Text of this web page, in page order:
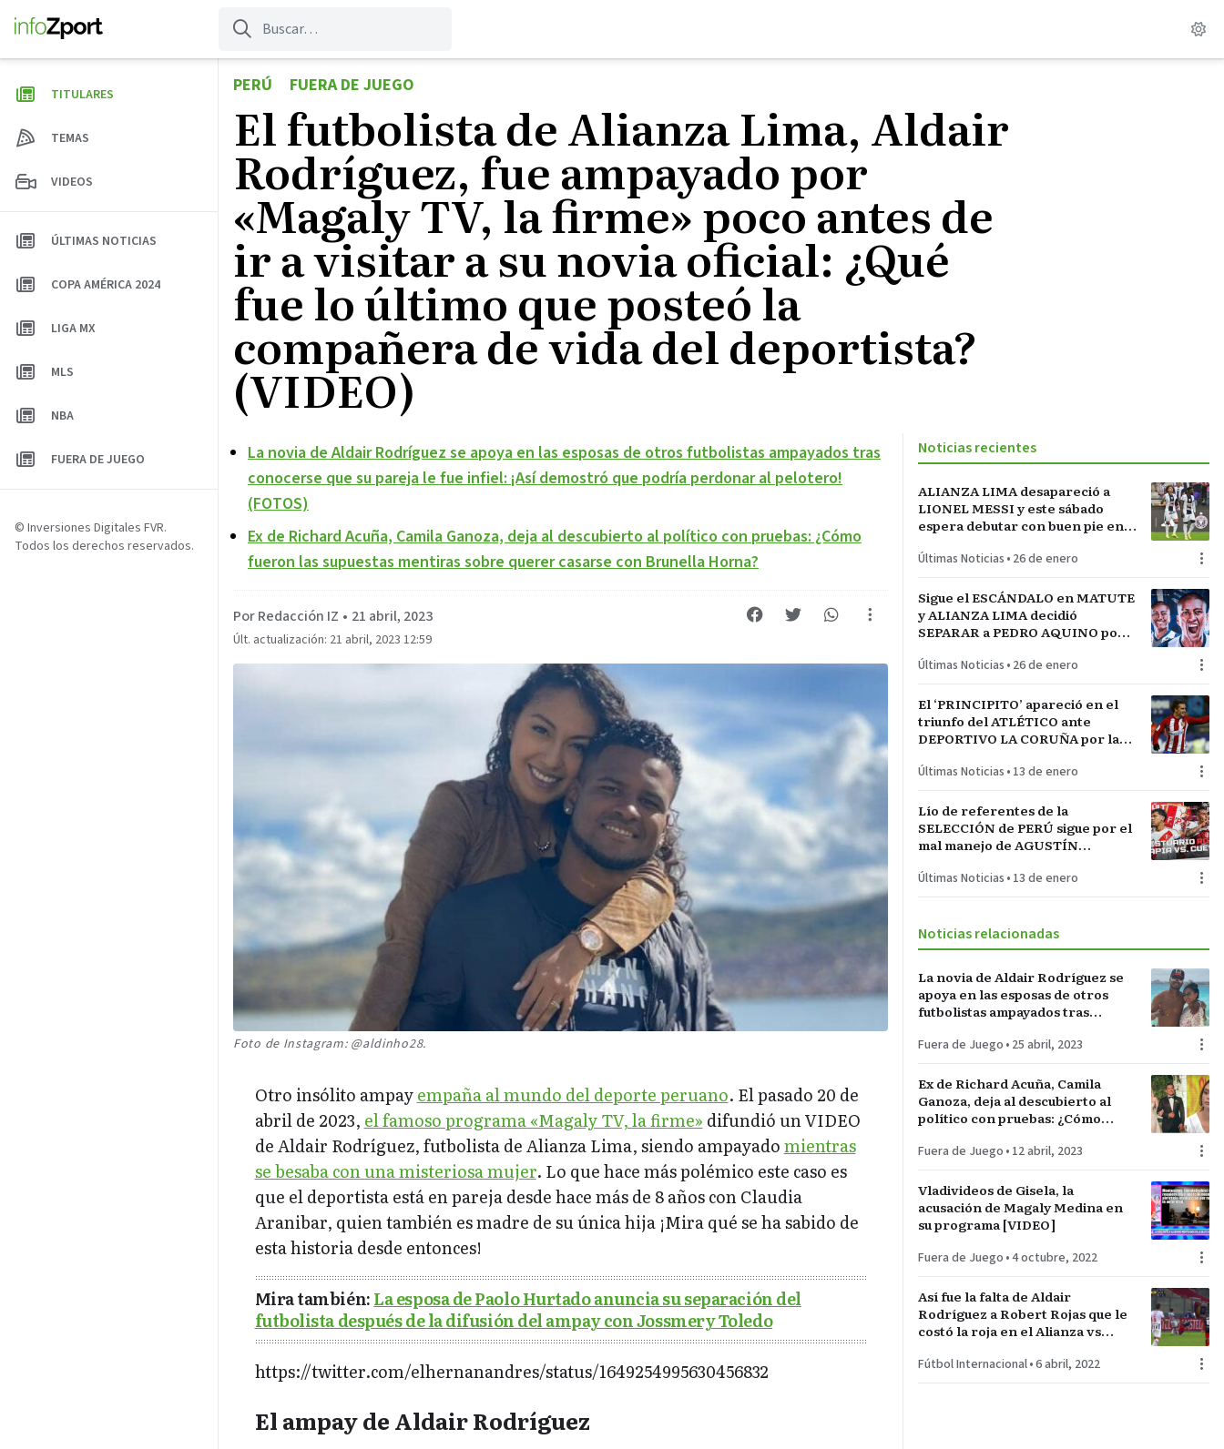
contenido
PERÚ FUERA DE JUEGO
El futbolista de Alianza Lima, Aldair
Rodríguez, fue ampayado por
«Magaly TV, la firme» poco antes de
ir a visitar a su novia oficial: ¿Qué
fue lo último que posteó la
compañera de vida del deportista?
(VIDEO)
La novia de Aldair Rodríguez se apoya en las esposas de otros futbolistas ampayados tras
conocerse que su pareja le fue infiel: ¡Así demostró que podría perdonar al pelotero!
(FOTOS)
Ex de Richard Acuña, Camila Ganoza, deja al descubierto al político con pruebas: ¿Cómo
fueron las supuestas mentiras sobre querer casarse con Brunella Horna?
Por Redacción IZ • 21 abril, 2023
Últ. actualización: 21 abril, 2023 12:59
Foto de Instagram: @aldinho28.
Otro insólito ampayempaña al mundo del deporte peruano. El pasado 20 de
abril de 2023, el famoso programa «Magaly TV, la firme» difundió un VIDEO
de Aldair Rodríguez, futbolista de Alianza Lima, siendo ampayadomientras
se besaba con una misteriosa mujer. Lo que hace más polémico este caso es
que el deportista está en pareja desde hace más de 8 años con Claudia
Aranibar, quien también es madre de su única hija ¡Mira qué se ha sabido de
esta historia desde entonces!
Mira también:La esposa de Paolo Hurtado anuncia su separación del
futbolista después de la difusión del ampay con Jossmery Toledo
https://twitter.com/elhernanandres/status/1649254995630456832
El ampay de Aldair Rodríguez
Noticias recientes
ALIANZA LIMA desapareció a
LIONEL MESSI y este sábado
espera debutar con buen pie en
Últimas Noticias • 26 de enero
Sigue el ESCÁNDALO en MATUTE
y ALIANZA LIMA decidió
SEPARAR a PEDRO AQUINO por
MONTEVIDEO
Últimas Noticias • 26 de enero
El ‘PRINCIPITO’ apareció en el
triunfo del ATLÉTICO ante
DEPORTIVO LA CORUÑA por la
Últimas Noticias • 13 de enero
Lío de referentes de la
SELECCIÓN de PERÚ sigue por el
mal manejo de AGUSTÍN
FEDERACIÓN PERUANA de
Últimas Noticias • 13 de enero
Noticias relacionadas
La novia de Aldair Rodríguez se
apoya en las esposas de otros
futbolistas ampayados tras
infiel: ¡Así demostró que podría
Fuera de Juego • 25 abril, 2023
Ex de Richard Acuña, Camila
Ganoza, deja al descubierto al
político con pruebas: ¿Cómo
sobre querer casarse con
Fuera de Juego • 12 abril, 2023
Vladivideos de Gisela, la
acusación de Magaly Medina en
su programa [VIDEO]
Fuera de Juego •4 octubre, 2022
Así fue la falta de Aldair
Rodríguez a Robert Rojas que le
costó la roja en el Alianza vs
Fútbol Internacional•6 abril, 2022
TITULARES
TEMAS
VIDEOS
ÚLTIMAS NOTICIAS
COPA AMÉRICA 2024
LIGA MX
MLS
NBA
FUERA DE JUEGO
© Inversiones Digitales FVR.
Todos los derechos reservados.